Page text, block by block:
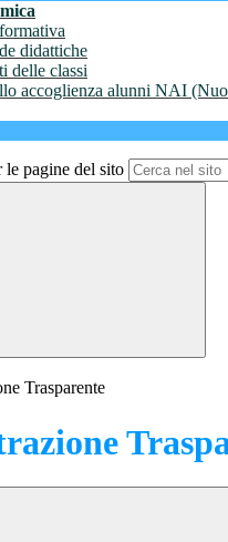
didattiche
delle classi
accoglienza alunni NAI
le pagine del sito
Trasparente